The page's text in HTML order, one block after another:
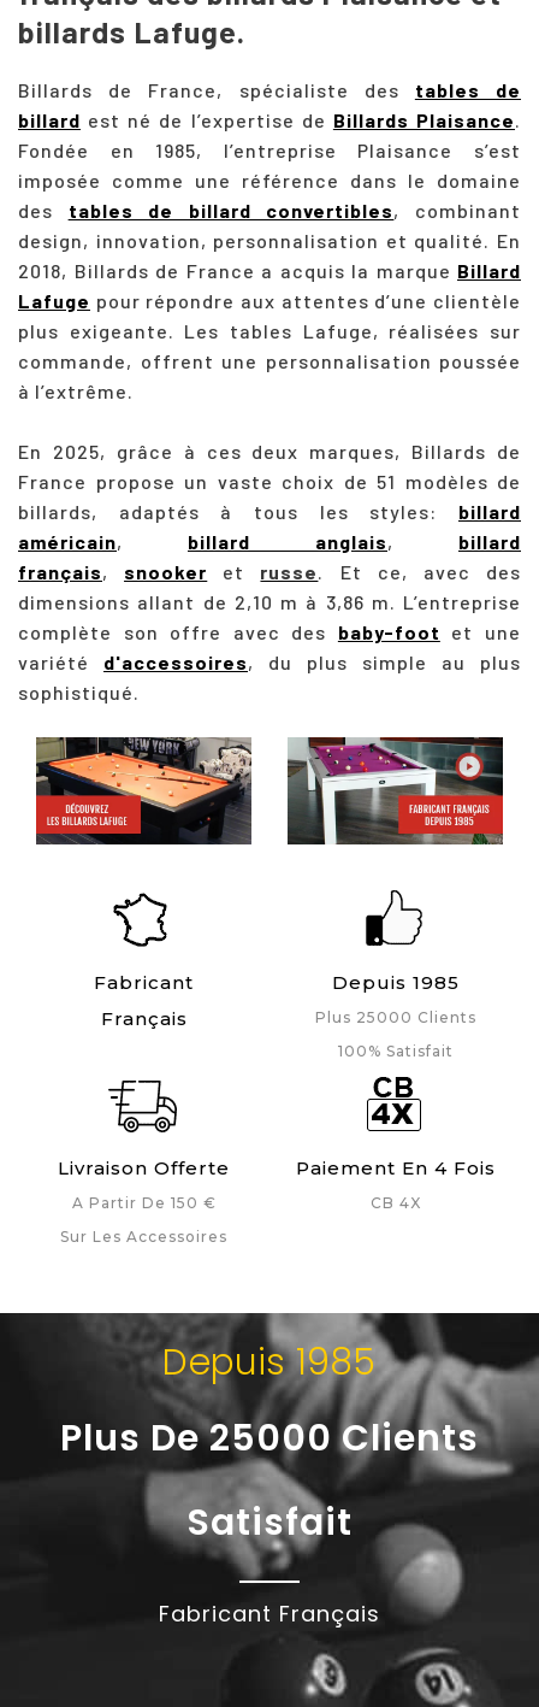
billards Lafuge.
Billards de France, spécialiste des tables de
billard est né de l’expertise de Billards Plaisance
Fondée en 1985, l’entreprise Plaisance s’est
imposée comme une référence dans le domaine
des tables de billard convertibles, combinant
design, innovation, personnalisation et qualité. En
2018, Billards de France a acquis la marque Billard
Lafuge pour répondre aux attentes d’une clientèle
plus exigeante. Les tables Lafuge, réalisées sur
commande, offrent une personnalisation poussée
à l’extrême.
En 2025, grâce à ces deux marques, Billards de
France propose un vaste choix de 51 modèles de
billards, adaptés à tous les styles: billard
américain, billard anglais, billard
français, snooker et russe
. Et ce, avec des
dimensions allant de 2,10 m à 3,86 m. L’entreprise
complète son offre avec des baby-foot et une
variété d'accessoires, du plus simple au plus
sophistiqué.
Fabricant
Français
Depuis 1985
Plus 25000 Clients
100% Satisfait
Livraison Offerte
A Partir De 150 €
Sur Les Accessoires
Paiement En 4 Fois
CB 4X
Depuis 1985
Plus De 25000 Clients
Satisfait
Fabricant Français